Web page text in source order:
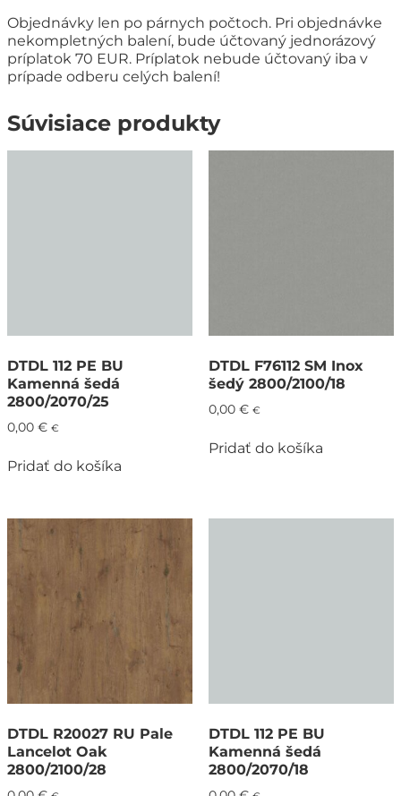
Objednávky len po párnych počtoch. Pri objednávke
nekompletných balení, bude účtovaný jednorázový
príplatok 70 EUR. Príplatok nebude účtovaný iba v
prípade odberu celých balení!
Súvisiace produkty
DTDL 112 PE BU
Kamenná šedá
2800/2070/25
0,00 € €
Pridať do košíka
DTDL F76112 SM Inox
šedý 2800/2100/18
0,00 € €
Pridať do košíka
DTDL R20027 RU Pale
Lancelot Oak
2800/2100/28
DTDL 112 PE BU
Kamenná šedá
2800/2070/18